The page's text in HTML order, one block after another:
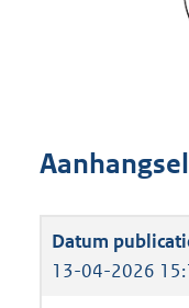
13-04-2026